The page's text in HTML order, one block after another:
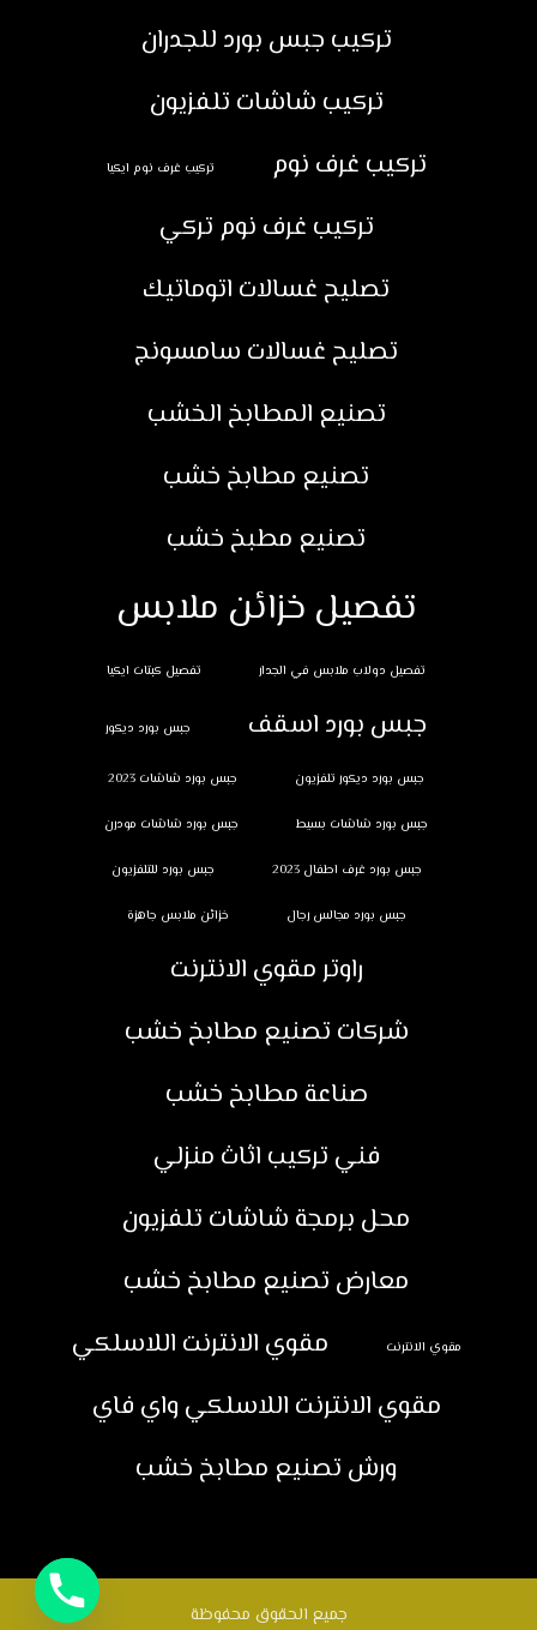
تركيب جبس بورد للجدران
تركيب شاشات تلفزيون
تركيب غرف نوم
تركيب غرف نوم ايكيا
تركيب غرف نوم تركي
تصليح غسالات اتوماتيك
تصليح غسالات سامسونج
تصنيع المطابخ الخشب
تصنيع مطابخ خشب
تصنيع مطبخ خشب
تفصيل خزائن ملابس
تفصيل دولاب ملابس في الجدار تفصيل كبتات ايكيا
جبس بورد اسقف جبس بورد ديكور
جبس بورد ديكور تلفزيون جبس بورد شاشات 2023
جبس بورد شاشات بسيط جبس بورد شاشات مودرن
جبس بورد غرف اطفال 2023 جبس بورد للتلفزيون
جبس بورد مجالس رجال خزائن ملابس جاهزة
راوتر مقوي الانترنت
شركات تصنيع مطابخ خشب
صناعة مطابخ خشب
فني تركيب اثاث منزلي
محل برمجة شاشات تلفزيون
معارض تصنيع مطابخ خشب
مقوي الانترنت
مقوي الانترنت اللاسلكي
مقوي الانترنت اللاسلكي واي فاي
ورش تصنيع مطابخ خشب
جميع الحقوق محفوظة